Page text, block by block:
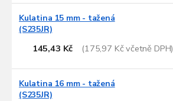
Kulatina 15 mm - tažená
(S235JR)
145,43 Kč (175,97 Kč včetně DPH)
Kulatina 16 mm - tažená
(S235JR)